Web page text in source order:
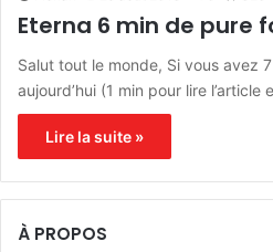
Eterna 6 min de pure
Salut tout le monde, Si vous avez
aujourd’hui (1 min pour lire l’article
Lire la suite »
À PROPOS